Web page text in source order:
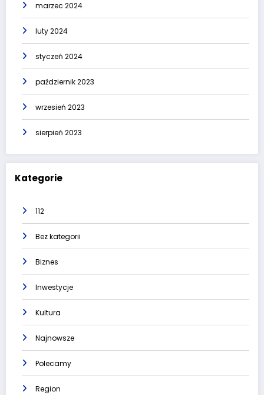
marzec 2024
luty 2024
styczeń 2024
październik 2023
wrzesień 2023
sierpień 2023
Kategorie
112
Bez kategorii
Biznes
Inwestycje
Kultura
Najnowsze
Polecamy
Region